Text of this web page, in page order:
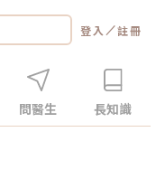
登入 ／註冊
問醫生 長知識